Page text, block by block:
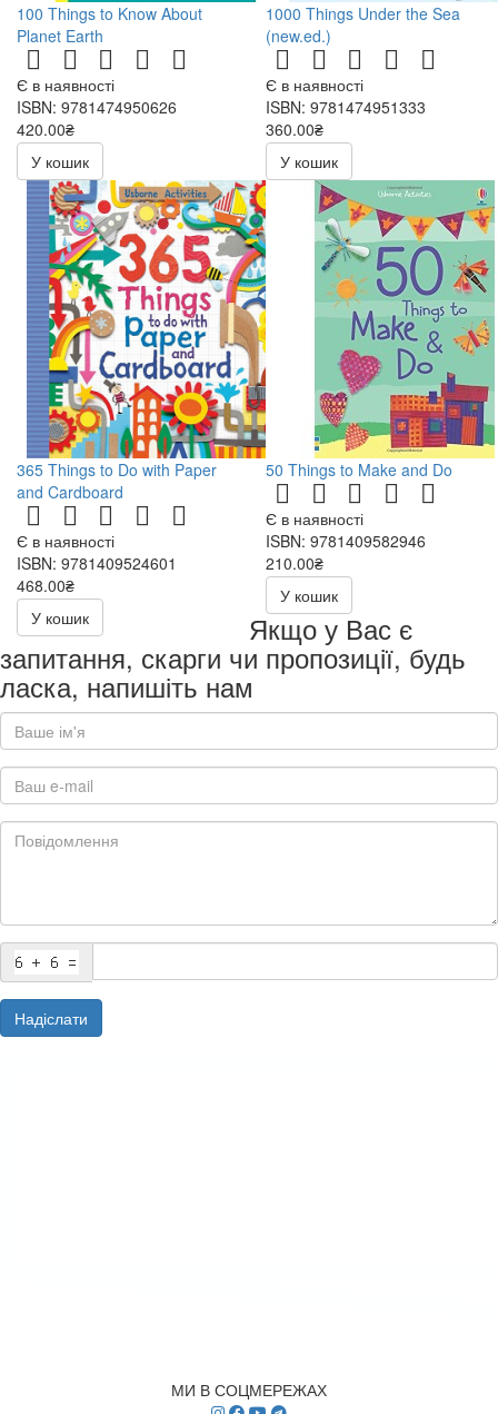
100 Things to Know About
Planet Earth
Є в наявності
ISBN: 9781474950626
420.00₴
У кошик
1000 Things Under the Sea
(new.ed.)
Є в наявності
ISBN: 9781474951333
360.00₴
У кошик
365 Things to Do with Paper
and Cardboard
Є в наявності
ISBN: 9781409524601
468.00₴
У кошик
50 Things to Make and Do
Є в наявності
ISBN: 9781409582946
210.00₴
У кошик
Якщо у Вас є
запитання, скарги чи пропозиції, будь
ласка, напишіть нам
Надіслати
МИ В СОЦМЕРЕЖАХ